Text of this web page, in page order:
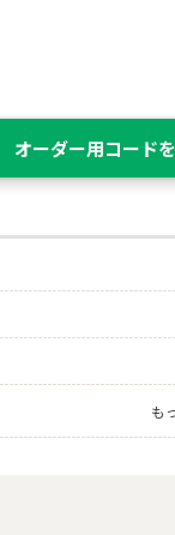
オーダー用コード
も